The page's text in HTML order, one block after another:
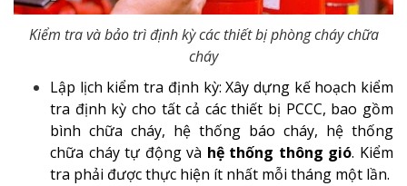
Kiểm tra và bảo trì định kỳ các thiết bị phòng cháy chữa
cháy
Lập lịch kiểm tra định kỳ: Xây dựng kế hoạch kiểm
tra định kỳ cho tất cả các thiết bị PCCC, bao gồm
bình chữa cháy, hệ thống báo cháy, hệ thống
chữa cháy tự động và hệ thống thông gió. Kiểm
tra phải được thực hiện ít nhất mỗi tháng một lần.